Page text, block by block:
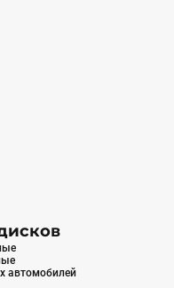
автомобилей